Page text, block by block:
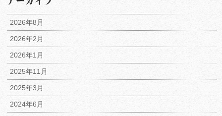
2026年8月
2026年2月
2026年1月
2025年11月
2025年3月
2024年6月